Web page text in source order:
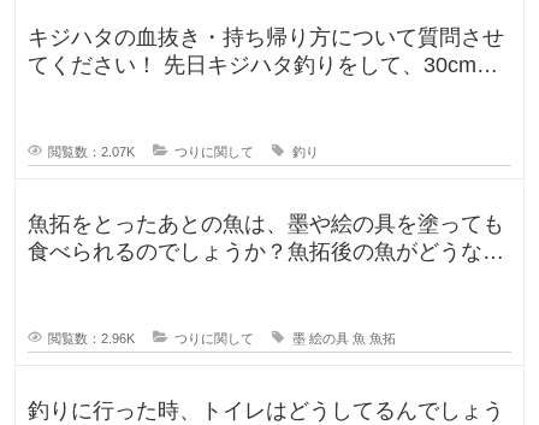
キジハタの血抜き・持ち帰り方について質問させ
てください！ 先日キジハタ釣りをして、30cm台
閲覧数：2.07K つりに関して 釣り
魚拓をとったあとの魚は、墨や絵の具を塗っても
食べられるのでしょうか？魚拓後の魚がどうなる
閲覧数：2.96K つりに関して 墨 絵の具 魚 魚拓
釣りに行った時、トイレはどうしてるんでしょう